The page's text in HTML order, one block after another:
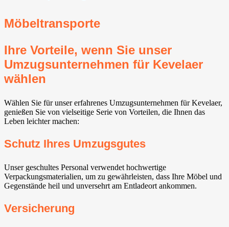
Möbeltransporte
Ihre Vorteile, wenn Sie unser
Umzugsunternehmen für Kevelaer
wählen
Wählen Sie für unser erfahrenes Umzugsunternehmen für Kevelaer,
genießen Sie von vielseitige Serie von Vorteilen, die Ihnen das
Leben leichter machen:
Schutz Ihres Umzugsgutes
Unser geschultes Personal verwendet hochwertige
Verpackungsmaterialien, um zu gewährleisten, dass Ihre Möbel und
Gegenstände heil und unversehrt am Entladeort ankommen.
Versicherung